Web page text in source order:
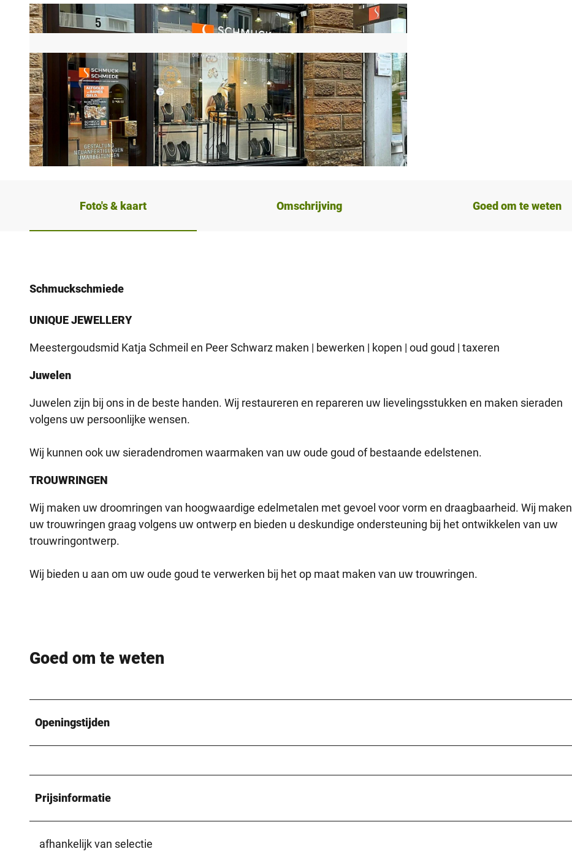
Foto's & kaart Omschrijving Goed om te weten
Schmuckschmiede
UNIQUE JEWELLERY
Meestergoudsmid Katja Schmeil en Peer Schwarz maken | bewerken | kopen | oud goud | taxeren
Juwelen
Juwelen zijn bij ons in de beste handen. Wij restaureren en repareren uw lievelingsstukken en maken sieraden
volgens uw persoonlijke wensen.
Wij kunnen ook uw sieradendromen waarmaken van uw oude goud of bestaande edelstenen.
TROUWRINGEN
Wij maken uw droomringen van hoogwaardige edelmetalen met gevoel voor vorm en draagbaarheid. Wij maken
uw trouwringen graag volgens uw ontwerp en bieden u deskundige ondersteuning bij het ontwikkelen van uw
trouwringontwerp.
Wij bieden u aan om uw oude goud te verwerken bij het op maat maken van uw trouwringen.
Goed om te weten
Openingstijden
Prijsinformatie
afhankelijk van selectie